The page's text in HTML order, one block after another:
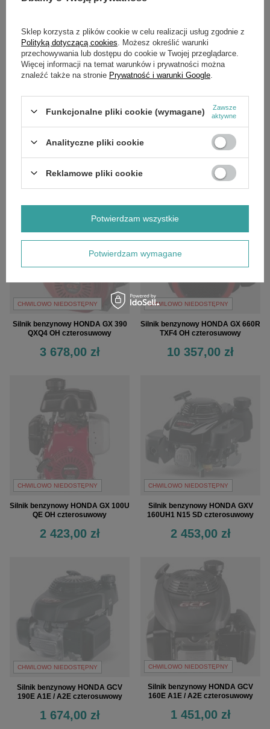
Silnik benzynowy HONDA GX 690R
13 300,00 zł
CHWILOWO NIEDOSTĘPNY
Silnik benzynowy HONDA GX 25
SE OH czterosuwowy
1 955,00 zł
CHWILOWO NIEDOSTĘPNY
Silnik benzynowy HONDA GX 390
QXQ4 OH czterosuwowy
3 678,00 zł
CHWILOWO NIEDOSTĘPNY
Silnik benzynowy HONDA GX 660R
TXF4 OH czterosuwowy
10 357,00 zł
CHWILOWO NIEDOSTĘPNY
Silnik benzynowy HONDA GX 100U
QE OH czterosuwowy
2 423,00 zł
CHWILOWO NIEDOSTĘPNY
Silnik benzynowy HONDA GXV
160UH1 N15 SD czterosuwowy
2 453,00 zł
CHWILOWO NIEDOSTĘPNY
Silnik benzynowy HONDA GCV
190E A1E / A2E czterosuwowy
1 674,00 zł
CHWILOWO NIEDOSTĘPNY
Silnik benzynowy HONDA GCV
160E A1E / A2E czterosuwowy
1 451,00 zł
Sklep korzysta z plików cookie w celu realizacji usług zgodnie z
Polityką dotyczącą cookies . Możesz określić warunki
przechowywania lub dostępu do cookie w Twojej przeglądarce.
Więcej informacji na temat warunków i prywatności można
znaleźć także na stronie Prywatność i warunki Google
Funkcjonalne pliki cookie (wymagane)
Zawsze
aktywne
Analityczne pliki cookie
Reklamowe pliki cookie
Potwierdzam wymagane
Potwierdzam wszystkie